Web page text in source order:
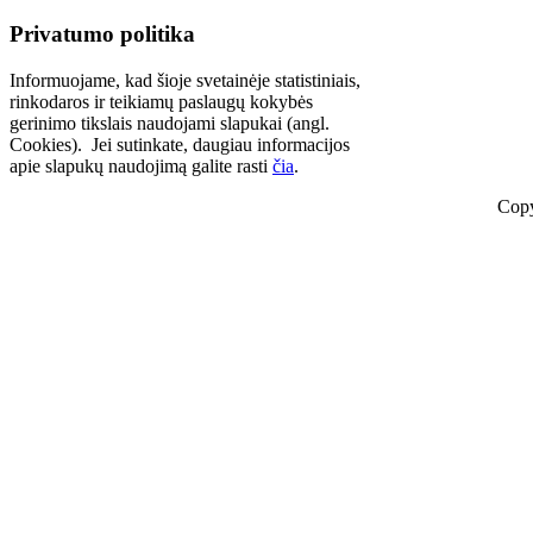
Privatumo politika
Informuojame, kad šioje svetainėje statistiniais,
rinkodaros ir teikiamų paslaugų kokybės
gerinimo tikslais naudojami slapukai (angl.
Cookies). Jei sutinkate, daugiau informacijos
apie slapukų naudojimą galite rasti čia.